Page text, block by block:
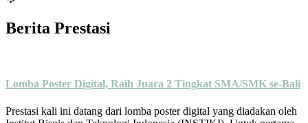
Berita Prestasi
Lomba Poster Digital, Raih Juara 2 Tingkat SMA/SMK se-Bali
Prestasi kali ini datang dari lomba poster digital yang diadakan oleh